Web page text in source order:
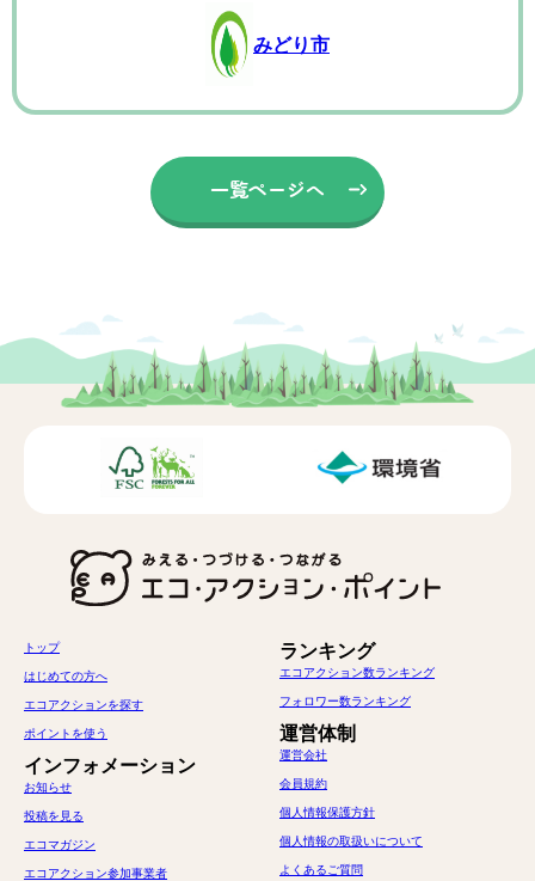
みどり市
一覧ページへ
トップ
はじめての方へ
エコアクションを探す
ポイントを使う
インフォメーション
お知らせ
投稿を見る
エコマガジン
エコアクション参加事業者
ランキング
エコアクション数ランキング
フォロワー数ランキング
運営体制
運営会社
会員規約
個人情報保護方針
個人情報の取扱いについて
よくあるご質問